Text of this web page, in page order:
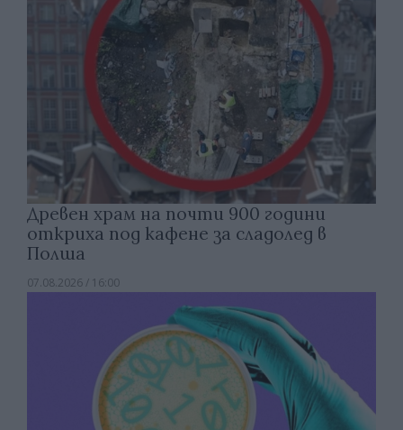
Древен храм на почти 900 години
откриха под кафене за сладолед в
Полша
07.08.2026 / 16:00